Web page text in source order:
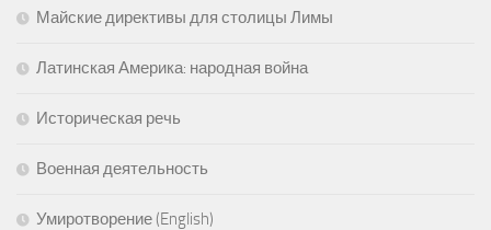
Майские директивы для столицы Лимы
Латинская Америка: народная война
Историческая речь
Военная деятельность
Умиротворение (English)